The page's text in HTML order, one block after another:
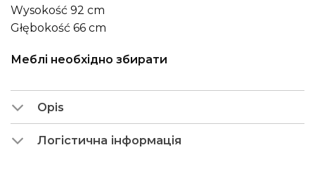
Wysokość 92 cm
Głębokość 66 cm
Меблі необхідно збирати
Opis
Логістична інформація